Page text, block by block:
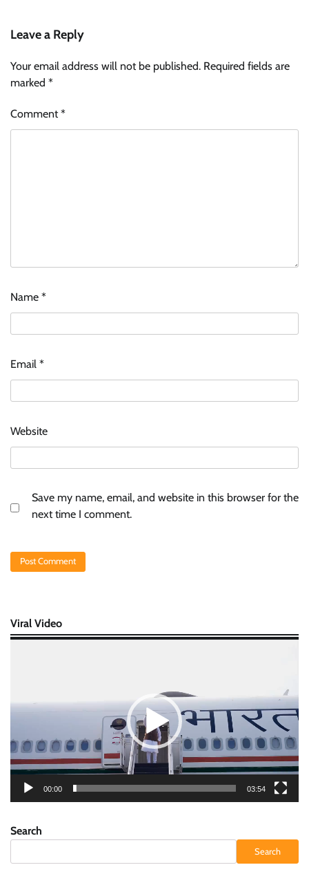
Leave a Reply
Your email address will not be published. Required fields are
marked *
Comment*
Name *
Email *
Website
Save my name, email, and website in this browser for the
next time I comment.
Viral Video
00:00 03:54
Search
Search